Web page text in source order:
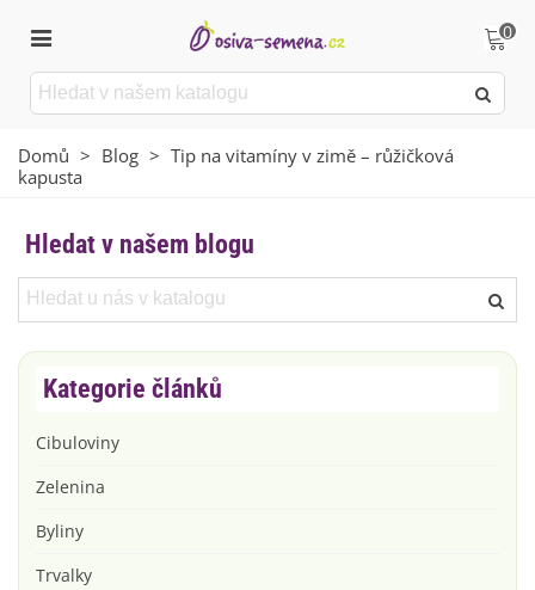
0
Domů > Blog > Tip na vitamíny v zimě – růžičková
kapusta
Hledat v našem blogu
Kategorie článků
Cibuloviny
Zelenina
Byliny
Trvalky